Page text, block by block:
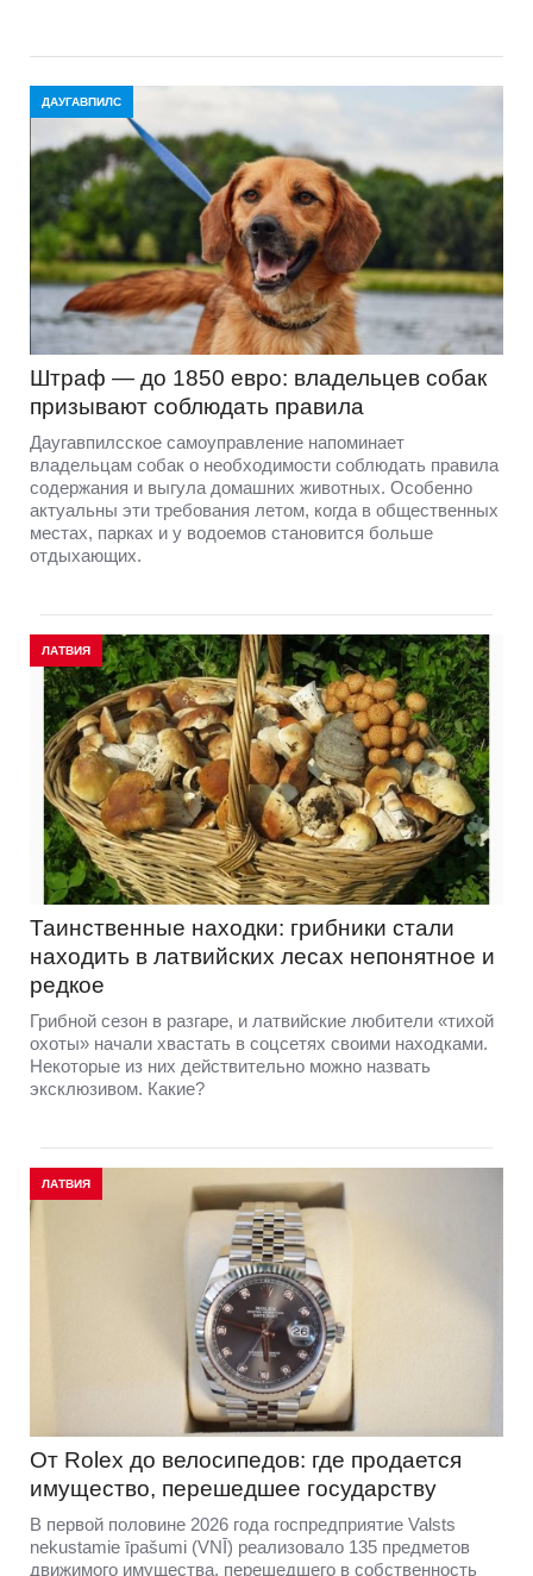
ДАУГАВПИЛС
Штраф — до 1850 евро: владельцев собак
призывают соблюдать правила
Даугавпилсское самоуправление напоминает
владельцам собак о необходимости соблюдать правила
содержания и выгула домашних животных. Особенно
актуальны эти требования летом, когда в общественных
местах, парках и у водоемов становится больше
отдыхающих.
ЛАТВИЯ
Таинственные находки: грибники стали
находить в латвийских лесах непонятное и
редкое
Грибной сезон в разгаре, и латвийские любители «тихой
охоты» начали хвастать в соцсетях своими находками.
Некоторые из них действительно можно назвать
эксклюзивом. Какие?
ЛАТВИЯ
От Rolex до велосипедов: где продается
имущество, перешедшее государству
В первой половине 2026 года госпредприятие Valsts
nekustamie īpašumi (VNĪ) реализовало 135 предметов
движимого имущества, перешедшего в собственность